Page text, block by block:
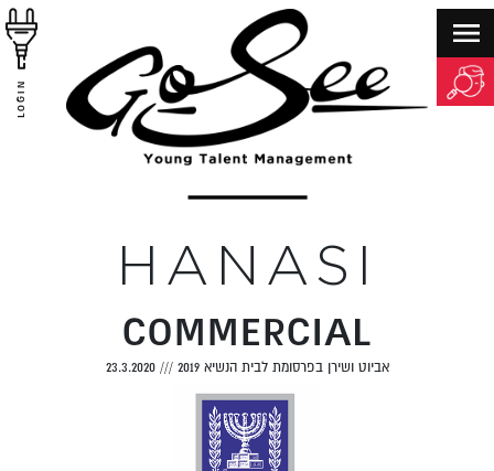
LOGIN
HANASI
COMMERCIAL
אביוט ושירן בפרסומת לבית הנשיא 2019 ///
23.3.2020